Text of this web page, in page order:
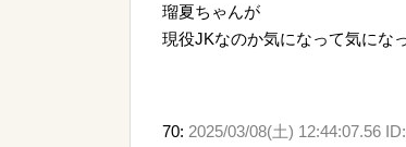
瑠夏ちゃんが
現役JKなのか気になって気にな
70: 2025/03/08(土) 12:44:07.56